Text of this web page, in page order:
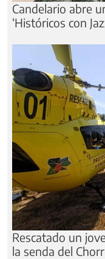
Candelario abre
‘Históricos con
Rescatado un
la senda del